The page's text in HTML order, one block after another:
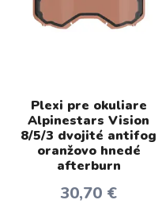
Plexi pre okuliare
Alpinestars Vision
8/5/3 dvojité antifog
oranžovo hnedé
afterburn
30,70 €